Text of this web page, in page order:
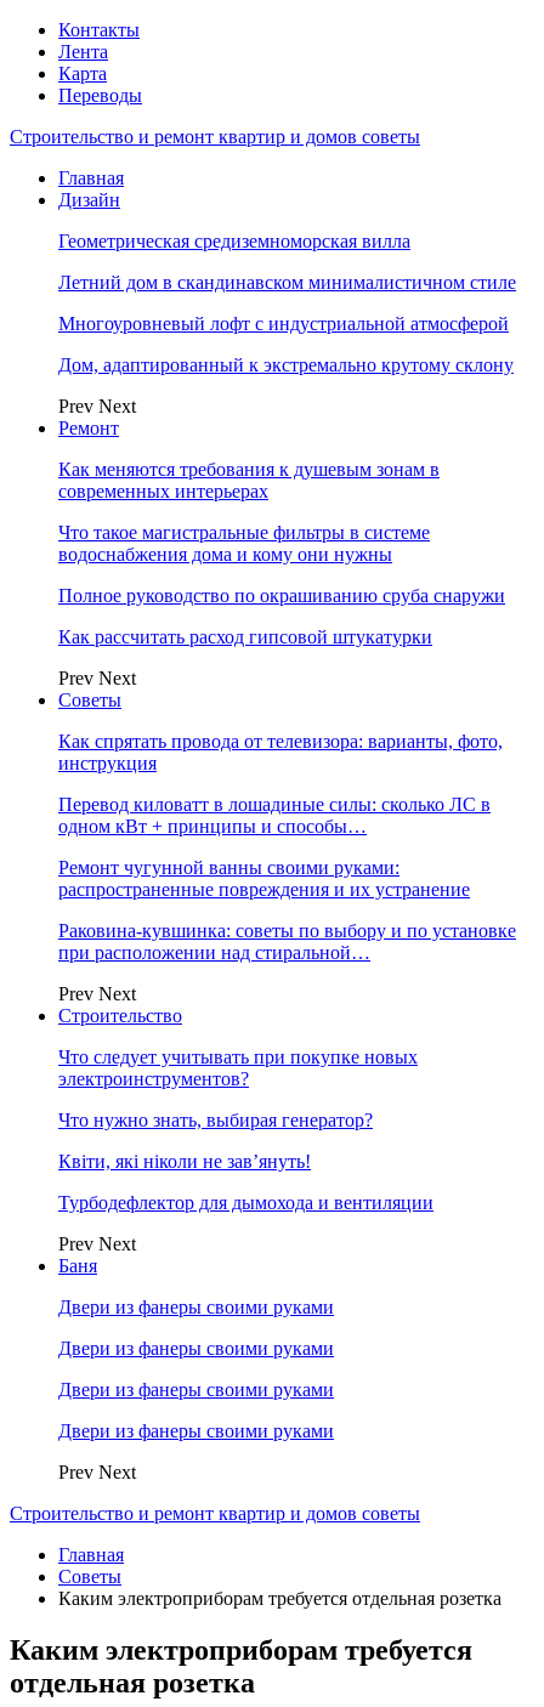
Контакты
Лента
Карта
Переводы
Строительство и ремонт квартир и домов советы
Главная
Дизайн
Геометрическая средиземноморская вилла
Летний дом в скандинавском минималистичном стиле
Многоуровневый лофт с индустриальной атмосферой
Дом, адаптированный к экстремально крутому склону
Prev Next
Ремонт
Как меняются требования к душевым зонам в
современных интерьерах
Что такое магистральные фильтры в системе
водоснабжения дома и кому они нужны
Полное руководство по окрашиванию сруба снаружи
Как рассчитать расход гипсовой штукатурки
Prev Next
Советы
Как спрятать провода от телевизора: варианты, фото,
инструкция
Перевод киловатт в лошадиные силы: сколько ЛС в
одном кВт + принципы и способы…
Ремонт чугунной ванны своими руками:
распространенные повреждения и их устранение
Раковина-кувшинка: советы по выбору и по установке
при расположении над стиральной…
Prev Next
Строительство
Что следует учитывать при покупке новых
электроинструментов?
Что нужно знать, выбирая генератор?
Квіти, які ніколи не зав’януть!
Турбодефлектор для дымохода и вентиляции
Prev Next
Баня
Двери из фанеры своими руками
Двери из фанеры своими руками
Двери из фанеры своими руками
Двери из фанеры своими руками
Prev Next
Строительство и ремонт квартир и домов советы
Главная
Советы
Каким электроприборам требуется отдельная розетка
Каким электроприборам требуется
отдельная розетка